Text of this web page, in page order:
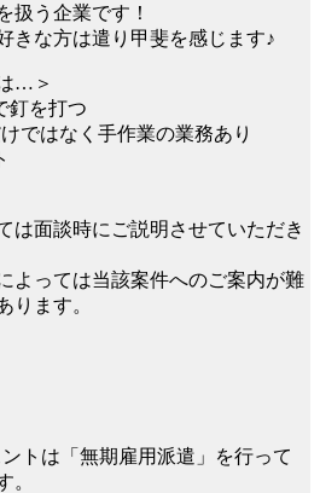
扱う企業です！
きな方は遣り甲斐を感じます♪
…＞
釘を打つ
ではなく手作業の業務あり
は面談時にご説明させていただき
よっては当該案件へのご案内が難
ります。
トは「無期雇用派遣」を行って
。